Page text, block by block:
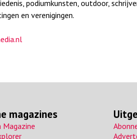
podiumkunsten, outdoor,
en verenigingen.
magazines
Magazine